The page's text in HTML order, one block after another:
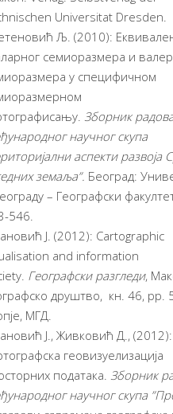
Universitat Dresden.
Љ. (2010):
семиоразмера и
у специфичном
Зборник
научног скупа
аспекти развоја
земаља”. Београд:
– Географски
546.
Ј. (2012): Cartographic
and information
Географски разгледи,
друштво, кн. 46, pp.
МГД.
Ј., Живковић Д., (2012):
геовизуелизација
података. Зборник
научног скупа